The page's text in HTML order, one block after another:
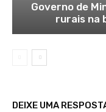
Governo de
rurais na
DEIXE UMA